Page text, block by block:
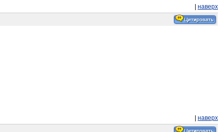
наверх
наверх